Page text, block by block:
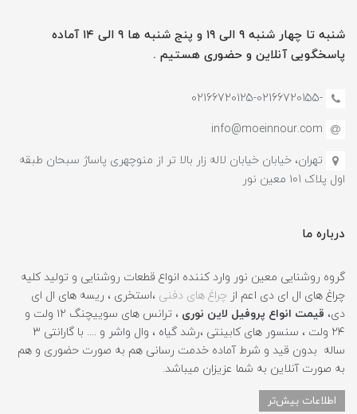
شنبه تا چهار شنبه ۹ الی ۱۹ و پنج شنبه ها ۹ الی ۱۴ آماده
پاسخگویی آنلاین و حضوری هستیم .
-02166720125-02166720155
info@moeinnour.com
تهران، خیابان خیابان لاله زار بالا تر از منوچهری پاساژ سبحان طبقه
اول پلاک ۱۰1 معین نور
درباره ما
گروه روشنایی معین نور وارد کننده انواع قطعات روشنایی و تولید کلیه
چراغ های ال ای دی اعم از چراغ های دفنی ،استخری ، ریسه های ال ای
دی، قیمت انواع پروفیل لاین نوری
، ترانس های سوییچنگ ۱۲ ولت و
۲۴ ولت ، سنسور های کابینتی ،رشد گیاه ، وال واشر و .... با گارانتی ۳
ساله بدون قید و شرط آماده خدمت رسانی هم به صورت حضوری و هم
به صورت آنلاین به شما عزیزان میباشد.
اطلاعات بیش‌تر